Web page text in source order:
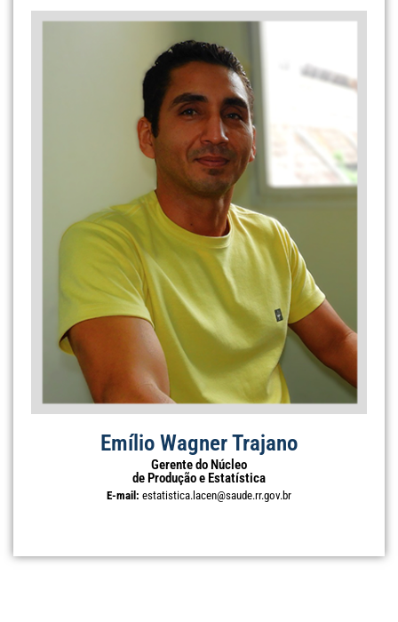
Emílio Wagner Trajano
Gerente do Núcleo
de Produção e Estatística
E-mail: estatistica.lacen@saude.rr.gov.br